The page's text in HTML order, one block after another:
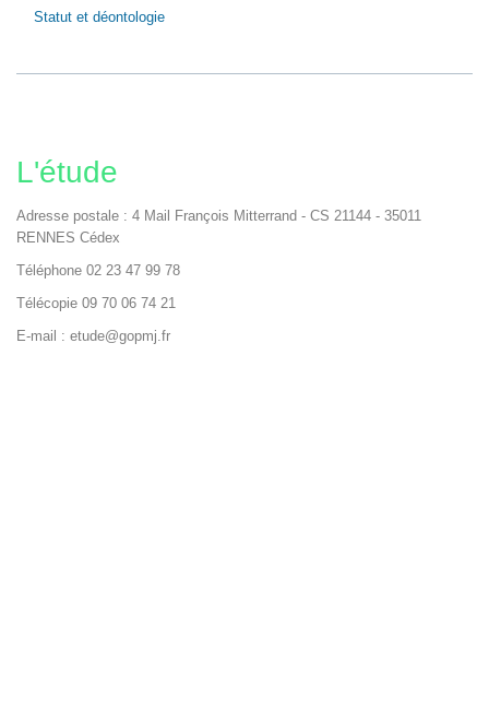
Statut et déontologie
L'étude
Adresse postale : 4 Mail François Mitterrand - CS 21144 - 35011
RENNES Cédex
Téléphone 02 23 47 99 78
Télécopie 09 70 06 74 21
E-mail : etude@gopmj.fr